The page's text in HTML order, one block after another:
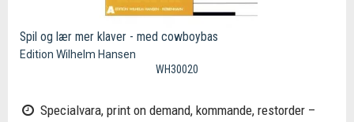
Spil og lær mer klaver - med cowboybas
Edition Wilhelm Hansen
WH30020
Specialvara, print on demand, kommande, restorder –